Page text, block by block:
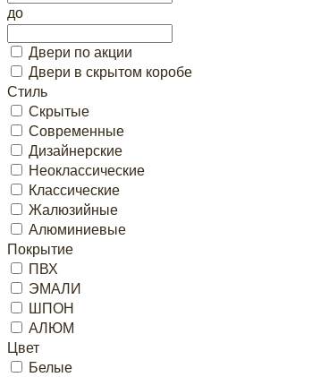
до
Двери по акции
Двери в скрытом коробе
Стиль
Скрытые
Современные
Дизайнерские
Неоклассические
Классические
Жалюзийные
Алюминиевые
Покрытие
ПВХ
ЭМАЛИ
ШПОН
АЛЮМ
Цвет
Белые